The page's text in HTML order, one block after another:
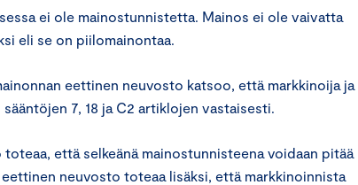
ei ole mainostunnistetta. Mainos ei ole vaivatta
eli se on piilomainontaa.
eettinen neuvosto katsoo, että markkinoija ja
7, 18 ja C2 artiklojen vastaisesti.
että selkeänä mainostunnisteena voidaan pitää
eettinen neuvosto toteaa lisäksi, että markkinoinnista